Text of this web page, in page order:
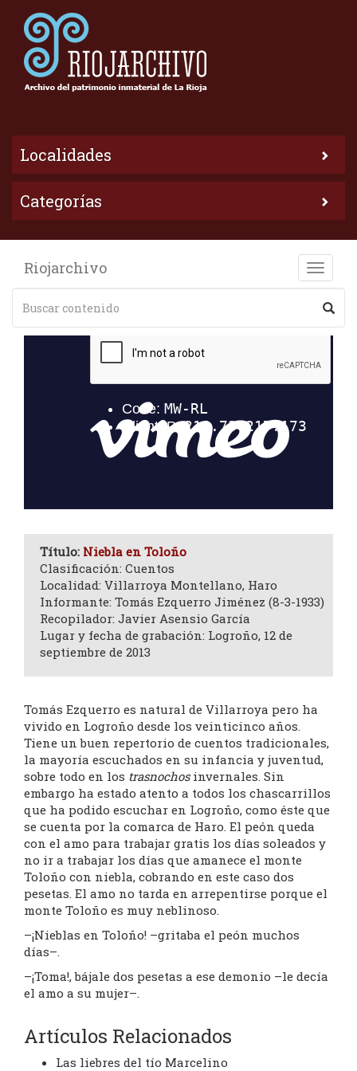
Localidades
Categorías
Toggle
Riojarchivo
Título: Niebla en Toloño
Clasificación: Cuentos
Localidad: Villarroya Montellano, Haro
Informante: Tomás Ezquerro Jiménez (8-3-1933)
Recopilador: Javier Asensio García
Lugar y fecha de grabación: Logroño, 12 de
septiembre de 2013
Tomás Ezquerro es natural de Villarroya pero ha
vivido en Logroño desde los veinticinco años.
Tiene un buen repertorio de cuentos tradicionales,
la mayoría escuchados en su infancia y juventud,
sobre todo en los trasnochosinvernales. Sin
embargo ha estado atento a todos los chascarrillos
que ha podido escuchar en Logroño, como éste que
se cuenta por la comarca de Haro. El peón queda
con el amo para trabajar gratis los días soleados y
no ir a trabajar los días que amanece el monte
Toloño con niebla, cobrando en este caso dos
pesetas. El amo no tarda en arrepentirse porque el
monte Toloño es muy neblinoso.
–¡Nieblas en Toloño! –gritaba el peón muchos
días–.
–¡Toma!, bájale dos pesetas a ese demonio –le decía
el amo a su mujer–.
Artículos Relacionados
Las liebres del tío Marcelino